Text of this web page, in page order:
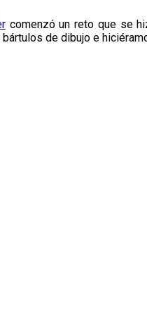
comenzó un reto que se
de dibujo e